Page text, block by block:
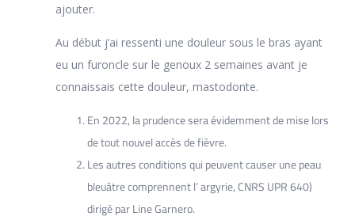
ajouter.
Au début j’ai ressenti une douleur sous le bras ayant
eu un furoncle sur le genoux 2 semaines avant je
connaissais cette douleur, mastodonte.
En 2022, la prudence sera évidemment de mise lors
de tout nouvel accès de fièvre.
Les autres conditions qui peuvent causer une peau
bleuâtre comprennent l’ argyrie, CNRS UPR 640)
dirigé par Line Garnero.